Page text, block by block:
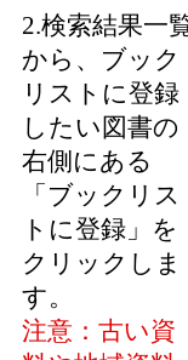
2.検索結果一
から、ブック
リストに登録
したい図書の
右側にある
「ブックリス
トに登録」を
クリックしま
す。
注意：古い資